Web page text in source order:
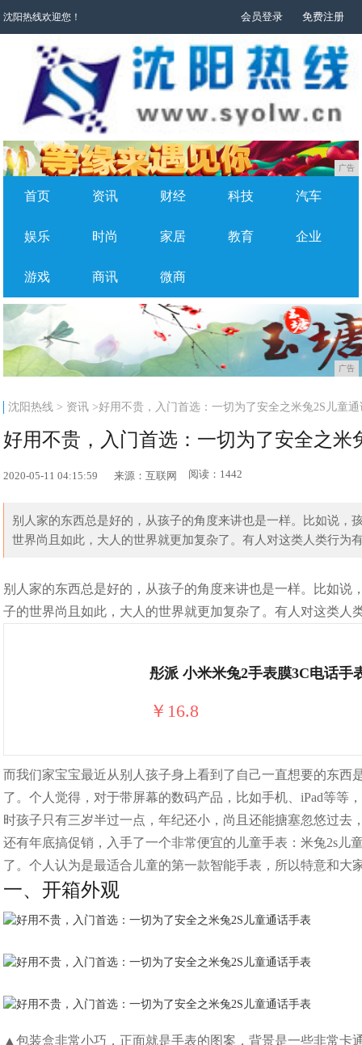
沈阳热线欢迎您！ 会员登录 免费注册
广告
首页 资讯 财经 科技 汽车
娱乐 时尚 家居 教育 企业
游戏 商讯 微商
广告
沈阳热线 > 资讯 >好用不贵，入门首选：一切为了安全之米兔2S儿童
好用不贵，入门首选：一切为了安全之米
2020-05-11 04:15:59 来源：互联网 阅读：1442
别人家的东西总是好的，从孩子的角度来讲也是一样。比如说
世界尚且如此，大人的世界就更加复杂了。有人对这类人类行为
别人家的东西总是好的，从孩子的角度来讲也是一样。比如
子的世界尚且如此，大人的世界就更加复杂了。有人对这类
￥16.8
而我们家宝宝最近从别人孩子身上看到了自己一直想要的东西
了。个人觉得，对于带屏幕的数码产品，比如手机、iPad等等
时孩子只有三岁半过一点，年纪还小，尚且还能搪塞忽悠过
还有年底搞促销，入手了一个非常便宜的儿童手表：米兔2s
了。个人认为是最适合儿童的第一款智能手表，所以特意和大
一、开箱外观
▲包装盒非常小巧，正面就是手表的图案，背景是一些非常卡